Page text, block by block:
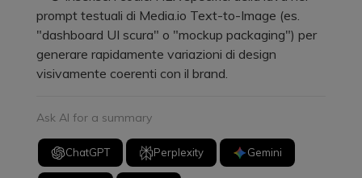
prompt testuali di Media.io Text-to-Image (es.
"dashboard UI scura" o "mockup packaging") per
generare rapidamente variazioni di design
visivamente coerenti con il brand.
Ask AI for a summary
ChatGPT Perplexity Gemini